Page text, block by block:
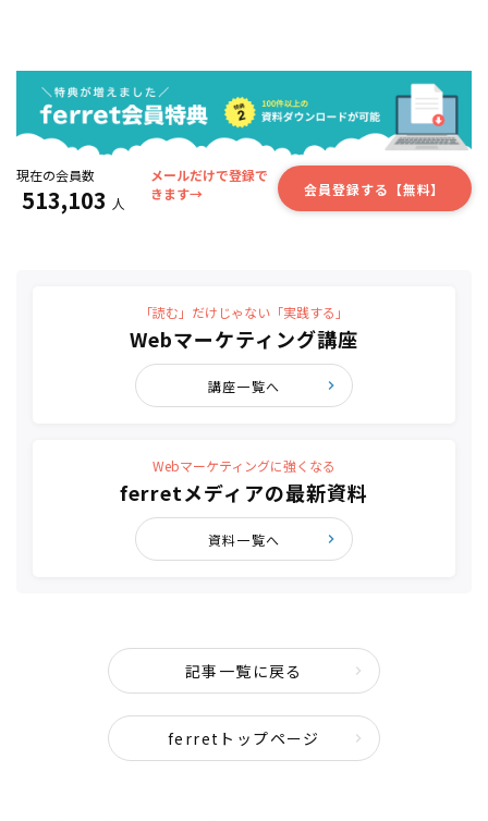
現在の会員数
513,103 人
メールだけで登録で
きます→
会員登録する【無料】
「読む」だけじゃない「実践する」
Webマーケティング講座
講座一覧へ
Webマーケティングに強くなる
ferretメディアの最新資料
資料一覧へ
記事一覧に戻る
ferretトップページ